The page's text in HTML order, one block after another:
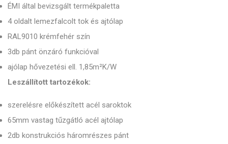
ÉMI által bevizsgált termékpaletta
4 oldalt lemezfalcolt tok és ajtólap
RAL9010 krémfehér szín
3db pánt önzáró funkcióval
ajólap hővezetési ell. 1,85m²K/W
Leszállított tartozékok:
szerelésre előkészített acél saroktok
65mm vastag tűzgátló acél ajtólap
2db konstrukciós háromrészes pánt